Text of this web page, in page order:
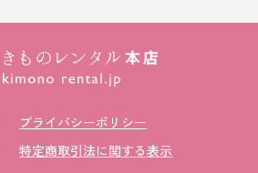
プライバシーポリシー
特定商取引法に関する表示